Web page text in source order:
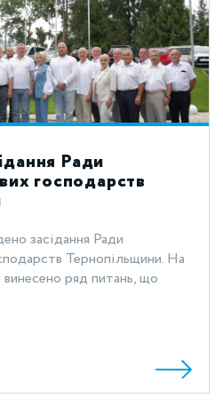
Ради
господарств
засідання Ради
Тернопільщини. На
ряд питань, що